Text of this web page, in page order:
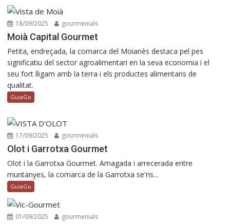
18/09/2025 gourmenials
Moià Capital Gourmet
Petita, endreçada, la comarca del Moianès destaca pel pes
significatiu del sector agroalimentari en la seva economia i el
seu fort lligam amb la terra i els productes alimentaris de
qualitat.
GuiaGo
17/09/2025 gourmenials
Olot i Garrotxa Gourmet
Olot i la Garrotxa Gourmet. Amagada i arrecerada entre
muntanyes, la comarca de la Garrotxa se'ns...
GuiaGo
01/09/2025 gourmenials